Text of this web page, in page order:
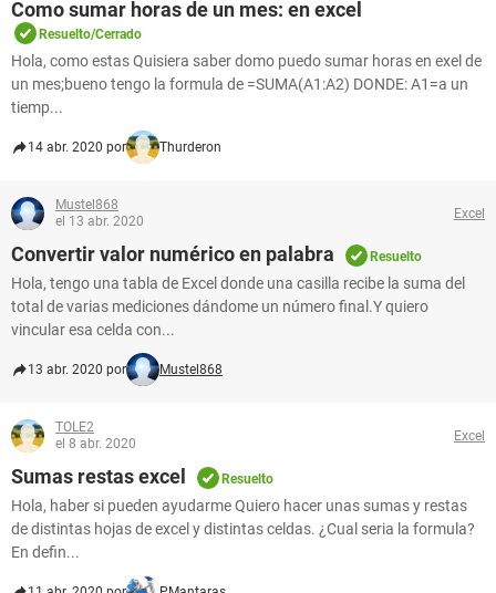
Como sumar horas de un mes: en excel
Resuelto/Cerrado
Hola, como estas Quisiera saber domo puedo sumar horas en exel de
un mes;bueno tengo la formula de =SUMA(A1:A2) DONDE: A1=a un
tiemp...
14 abr. 2020 por Thurderon
Mustel868
el 13 abr. 2020
Excel
Convertir valor numérico en palabra Resuelto
Hola, tengo una tabla de Excel donde una casilla recibe la suma del
total de varias mediciones dándome un número final.Y quiero
vincular esa celda con...
13 abr. 2020 por Mustel868
TOLE2
el 8 abr. 2020
Excel
Sumas restas excel Resuelto
Hola, haber si pueden ayudarme Quiero hacer unas sumas y restas
de distintas hojas de excel y distintas celdas. ¿Cual seria la formula?
En defin...